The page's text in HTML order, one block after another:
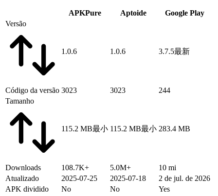
APKPure Aptoide
Google Play
Versão
1.0.6 1.0.6 3.7.5最新
Código da versão 3023 3023
244
Tamanho
115.2 MB最小 115.2 MB最小 283.4 MB
Downloads 108.7K+ 5.0M+
10 mi
Atualizado
2025-07-25 2025-07-18
2 de jul. de 2026
APK dividido
No No Yes